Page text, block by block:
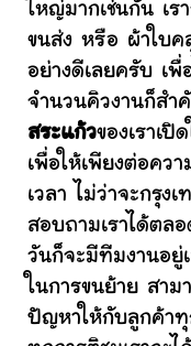
ใหญ่มากเช่นกัน เ
ขนส่ง หรือ ผ้าใบค
อย่างดีเลยครับ เพื่
จำนวนคิวงานก็ส
สระแก้วของเราเ
เพื่อให้เพียงต่อคว
เวลา ไม่ว่าจะกรุง
สอบถามเราได้ตล
วันก็จะมีทีมงานอยู่
ในการขนย้าย สาม
ปัญหาให้กับลูกค้าทุ